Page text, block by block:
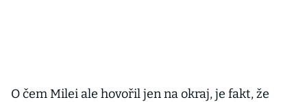
O čem Milei ale hovořil jen na okraj, je fakt, že